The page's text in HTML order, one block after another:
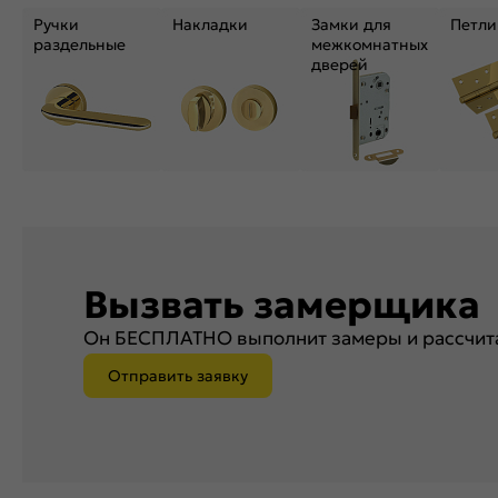
Ручки
раздельные
Накладки
Замки для
межкомнатных
дверей
Петли
Вызвать замерщика
Он БЕСПЛАТНО выполнит замеры и
Отправить заявку